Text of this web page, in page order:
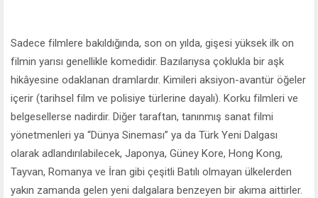
Sadece filmlere bakıldığında, son on yılda, gişesi yüksek ilk on
filmin yarısı genellikle komedidir. Bazılarıysa çoklukla bir aşk
hikâyesine odaklanan dramlardır. Kimileri aksiyon-avantür öğeler
içerir (tarihsel film ve polisiye türlerine dayalı). Korku filmleri ve
belgesellerse nadirdir. Diğer taraftan, tanınmış sanat filmi
yönetmenleri ya “Dünya Sineması” ya da Türk Yeni Dalgası
olarak adlandırılabilecek, Japonya, Güney Kore, Hong Kong,
Tayvan, Romanya ve İran gibi çeşitli Batılı olmayan ülkelerden
yakın zamanda gelen yeni dalgalara benzeyen bir akıma aittirler.